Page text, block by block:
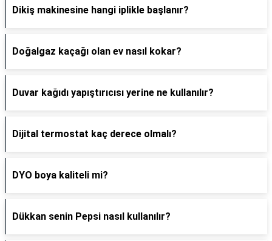
Dikiş makinesine hangi iplikle başlanır?
Doğalgaz kaçağı olan ev nasıl kokar?
Duvar kağıdı yapıştırıcısı yerine ne kullanılır?
Dijital termostat kaç derece olmalı?
DYO boya kaliteli mi?
Dükkan senin Pepsi nasıl kullanılır?